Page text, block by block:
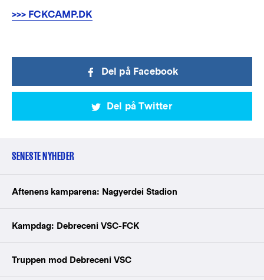
>>> FCKCAMP.DK
Del på Facebook
Del på Twitter
SENESTE NYHEDER
Aftenens kamparena: Nagyerdei Stadion
Kampdag: Debreceni VSC-FCK
Truppen mod Debreceni VSC